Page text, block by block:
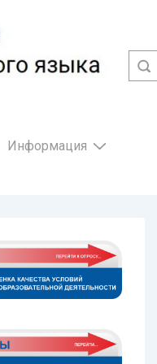
Информация